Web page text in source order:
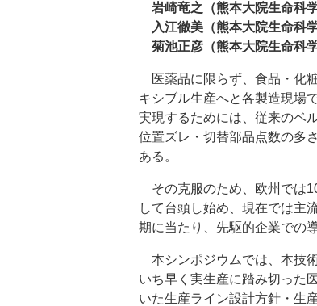
岩崎竜之（熊本大院生命科学
入江徹美（熊本大院生命科学
菊池正彦（熊本大院生命科
医薬品に限らず、食品・化
キシブル生産へと各製造現場
実現するためには、従来のベ
位置ズレ・切替部品点数の多
ある。
その克服のため、欧州では
して台頭し始め、現在では主
期に当たり、先駆的企業での
本シンポジウムでは、本技
いち早く実生産に踏み切った
いた生産ライン設計方針・生